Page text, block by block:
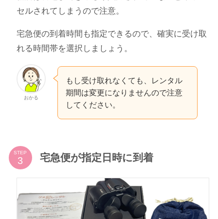
セルされてしまうので注意。
宅急便の到着時間も指定できるので、確実に受け取
れる時間帯を選択しましょう。
おかる
もし受け取れなくても、レンタル
期間は変更になりませんので注意
してください。
STEP 宅急便が指定日時に到着